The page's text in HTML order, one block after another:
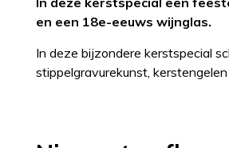
en een 18e-eeuws wijnglas.
In deze bijzondere kerstspecial
stippelgravurekunst,